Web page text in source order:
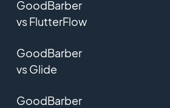
GoodBarber
vs FlutterFlow
GoodBarber
vs Glide
GoodBarber